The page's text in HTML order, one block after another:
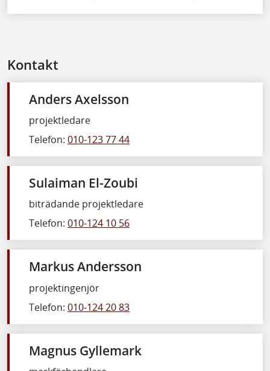
Kontakt
Anders Axelsson
projektledare
Telefon: 010-123 77 44
Sulaiman El-Zoubi
biträdande projektledare
Telefon: 010-124 10 56
Markus Andersson
projektingenjör
Telefon: 010-124 20 83
Magnus Gyllemark